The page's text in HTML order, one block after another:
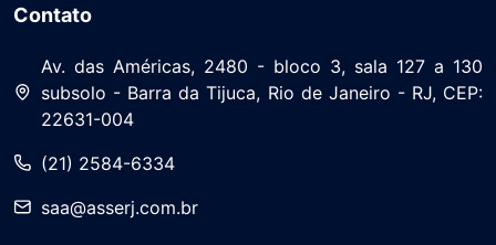
Contato
Av. das Américas, 2480 - bloco 3, sala 127 a 130
subsolo - Barra da Tijuca, Rio de Janeiro - RJ, CEP:
22631-004
(21) 2584-6334
saa@asserj.com.br